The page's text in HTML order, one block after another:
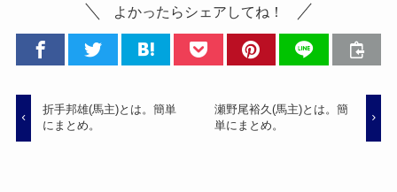
よかったらシェアしてね！
折手邦雄(馬主)とは。簡単
にまとめ。
瀬野尾裕久(馬主)とは。簡
単にまとめ。